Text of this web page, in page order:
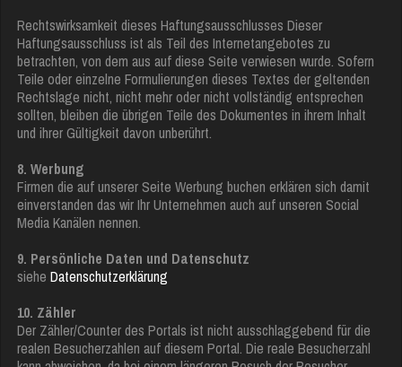
Rechtswirksamkeit dieses Haftungsausschlusses Dieser
Haftungsausschluss ist als Teil des Internetangebotes zu
betrachten, von dem aus auf diese Seite verwiesen wurde. Sofern
Teile oder einzelne Formulierungen dieses Textes der geltenden
Rechtslage nicht, nicht mehr oder nicht vollständig entsprechen
sollten, bleiben die übrigen Teile des Dokumentes in ihrem Inhalt
und ihrer Gültigkeit davon unberührt.
8. Werbung
Firmen die auf unserer Seite Werbung buchen erklären sich damit
einverstanden das wir Ihr Unternehmen auch auf unseren Social
Media Kanälen nennen.
9. Persönliche Daten und Datenschutz
siehe Datenschutzerklärung
10. Zähler
Der Zähler/Counter des Portals ist nicht ausschlaggebend für die
realen Besucherzahlen auf diesem Portal. Die reale Besucherzahl